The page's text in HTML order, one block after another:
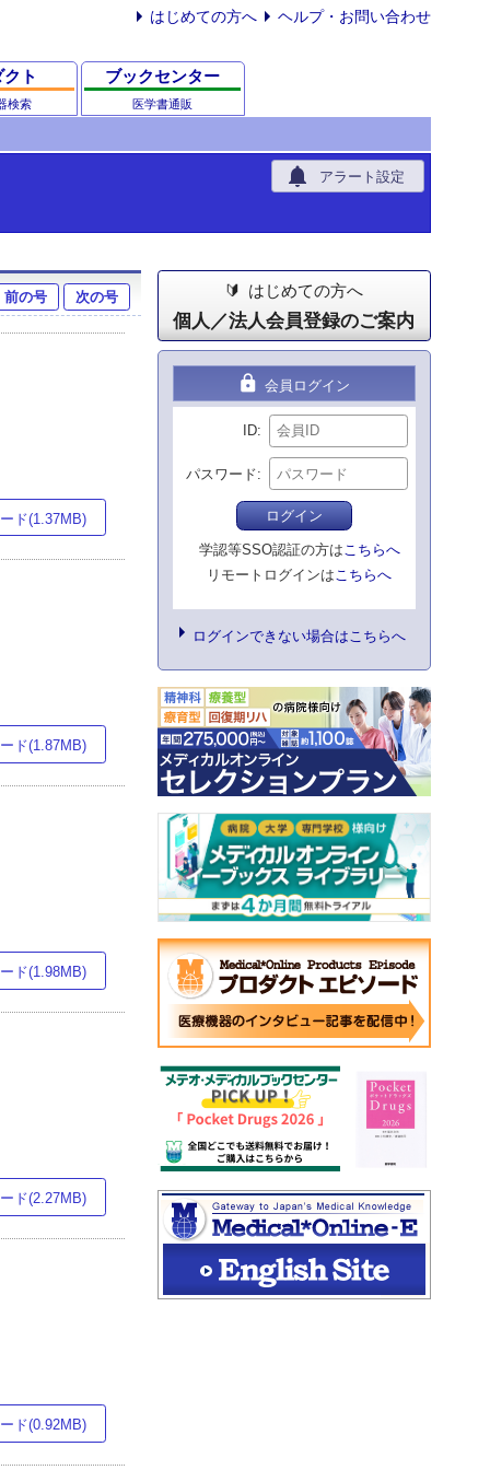
はじめての方へ ヘルプ・お問い合わせ
ト
検索
ブックセンター
医学書通販
notifications アラート設定
前の号 次の号
ド(1.37MB)
ド(1.87MB)
ド(1.98MB)
ド(2.27MB)
ド(0.92MB)
はじめての方へ
個人／法人会員登録のご案内
lock 会員ログイン
ID
パスワード
ログイン
学認等SSO認証の方はこちらへ
リモートログインはこちらへ
ログインできない場合はこちらへ